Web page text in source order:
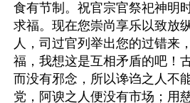
食有节制。祝官宗官祭祀神明
求福。现在您崇尚享乐以致放
人，司过官列举出您的过错来
福，我想这是互相矛盾的吧！
而没有邪念，所以谗诌之人不
党，阿谀之人便没有市场；用